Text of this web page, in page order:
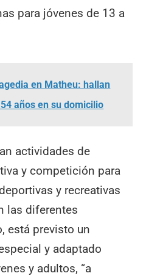
para jóvenes de 13 a
en Matheu: hallan
años en su domicilio
actividades de
y competición para
y recreativas
las diferentes
está previsto un
y adaptado
y adultos, “a